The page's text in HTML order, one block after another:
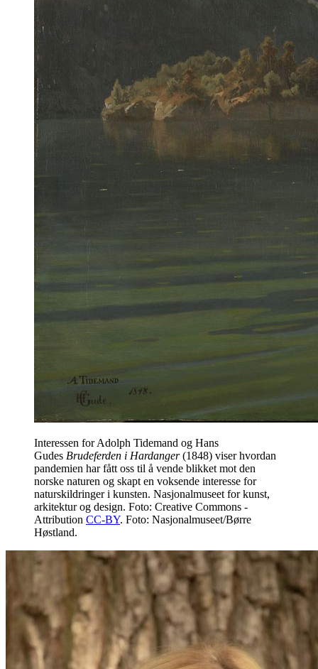
Interessen for Adolph Tidemand og Hans
Gudes Brudeferden i Hardanger(1848) viser hvordan
pandemien har fått oss til å vende blikket mot den
norske naturen og skapt en voksende interesse for
naturskildringer i kunsten. Nasjonalmuseet for kunst,
arkitektur og design. Foto: Creative Commons -
Attribution CC-BY. Foto: Nasjonalmuseet/Børre
Høstland.